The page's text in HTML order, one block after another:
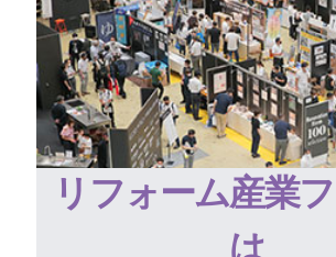
リフォーム産業
は